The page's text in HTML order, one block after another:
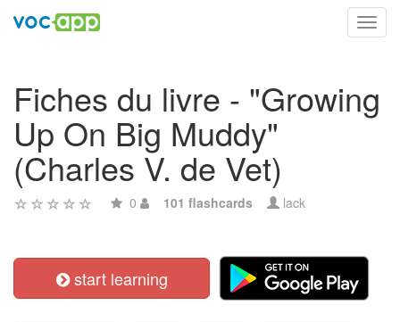
Fiches du livre - "Growing
Up On Big Muddy"
(Charles V. de Vet)
0 101 flashcards lack
start learning